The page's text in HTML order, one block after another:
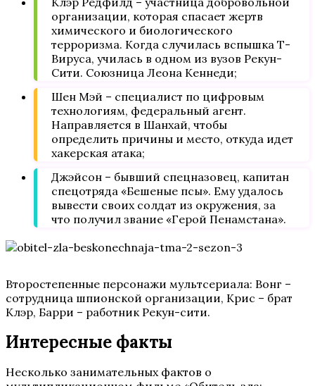
организации, которая спасает жертв
химического и биологического
терроризма. Когда случилась вспышка Т-
Вируса, училась в одном из вузов Рекун-
Сити. Союзница Леона Кеннеди;
Шен Мэй – специалист по цифровым
технологиям, федеральный агент.
Направляется в Шанхай, чтобы
определить причины и место, откуда идет
хакерская атака;
Джэйсон – бывший спецназовец, капитан
спецотряда «Бешеные псы». Ему удалось
вывести своих солдат из окружения, за
что получил звание «Герой Пенамстана».
Второстепенные персонажи мультсериала: Вонг –
сотрудница шпионской организации, Крис – брат
Клэр, Барри – работник Рекун-сити.
Интересные факты
Несколько занимательных фактов о